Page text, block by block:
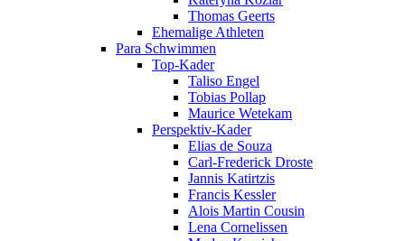
Thomas Geerts
Ehemalige Athleten
Para Schwimmen
Top-Kader
Taliso Engel
Tobias Pollap
Maurice Wetekam
Perspektiv-Kader
Elias de Souza
Carl-Frederick Droste
Jannis Katirtzis
Francis Kessler
Alois Martin Cousin
Lena Cornelissen